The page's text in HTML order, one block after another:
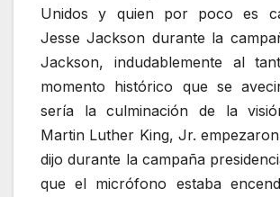
Unidos y quien por poco es
Jesse Jackson durante la
Jackson, indudablemente al
momento histórico que se
sería la culminación de la
Martin Luther King, Jr. empezaron
dijo durante la campaña
que el micrófono estaba